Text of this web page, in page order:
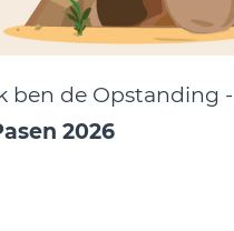
ben de Opstanding -
2026